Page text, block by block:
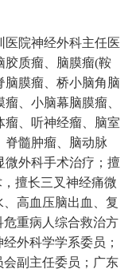
医院神经外科主任医
胶质瘤、脑膜瘤(鞍
脑膜瘤、桥小脑角脑
、小脑幕脑膜瘤、
瘤、听神经瘤、脑室
脊髓肿瘤、脑动脉
微外科手术治疗；擅
擅长三叉神经痛微
高血压脑出血、复
重病人综合救治方
外科学学系委员；
副主任委员；广东